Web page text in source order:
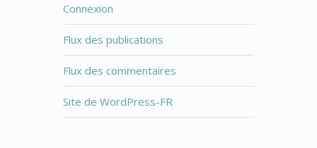
Connexion
Flux des publications
Flux des commentaires
Site de WordPress-FR